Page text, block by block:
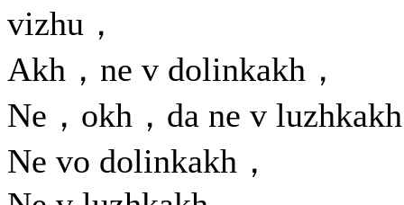
vizhu，
Akh，ne v dolinkakh，
Ne，okh，da ne v
Ne vo dolinkakh，